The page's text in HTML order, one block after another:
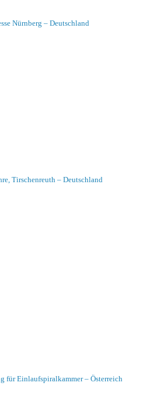
Nürnberg – Deutschland
Tirschenreuth – Deutschland
für Einlaufspiralkammer – Österreich